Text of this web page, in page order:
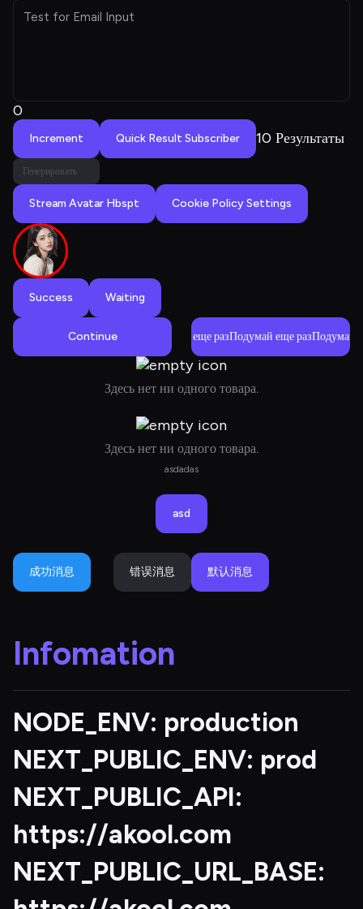
Test for Email Input
0
Increment Quick Result Subscriber 10 Результаты
Генерировать
Stream Avatar Hbspt Cookie Policy Settings
Success Waiting
Continue Подумай еще разПодумай еще разПодумай
Здесь нет ни одного товара.
Здесь нет ни одного товара.
asdadas
asd
成功消息 错误消息 默认消息
Infomation
NODE_ENV: production
NEXT_PUBLIC_ENV: prod
NEXT_PUBLIC_API:
https://akool.com
NEXT_PUBLIC_URL_BASE: